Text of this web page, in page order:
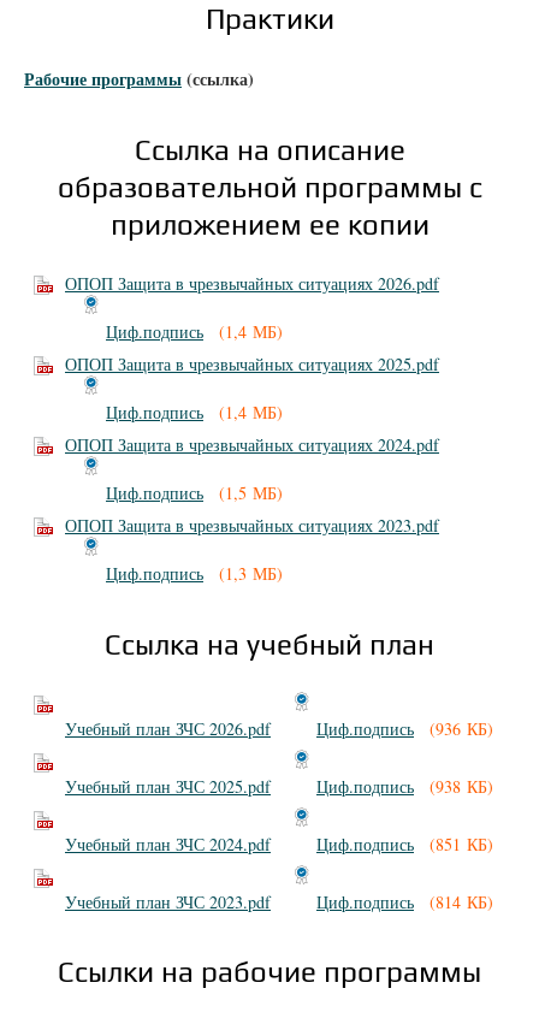
Практики
Рабочие программы(ссылка)
Ссылка на описание
образовательной программы с
приложением ее копии
ОПОП Защита в чрезвычайных ситуациях 2026.pdf
Циф.подпись
(1,4 МБ)
ОПОП Защита в чрезвычайных ситуациях 2025.pdf
Циф.подпись
(1,4 МБ)
ОПОП Защита в чрезвычайных ситуациях 2024.pdf
Циф.подпись
(1,5 МБ)
ОПОП Защита в чрезвычайных ситуациях 2023.pdf
Циф.подпись (1,3 МБ)
Ссылка на учебный план
Учебный план ЗЧС 2026.pdf Циф.подпись (936 КБ)
Учебный план ЗЧС 2025.pdf Циф.подпись (938 КБ)
Учебный план ЗЧС 2024.pdf Циф.подпись (851 КБ)
Учебный план ЗЧС 2023.pdf Циф.подпись (814 КБ)
Ссылки на рабочие программы